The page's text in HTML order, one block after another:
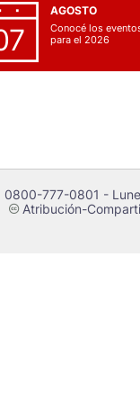
AGOSTO
Conocé los
para el 2026
0800-777-0801 -
cAtribución-